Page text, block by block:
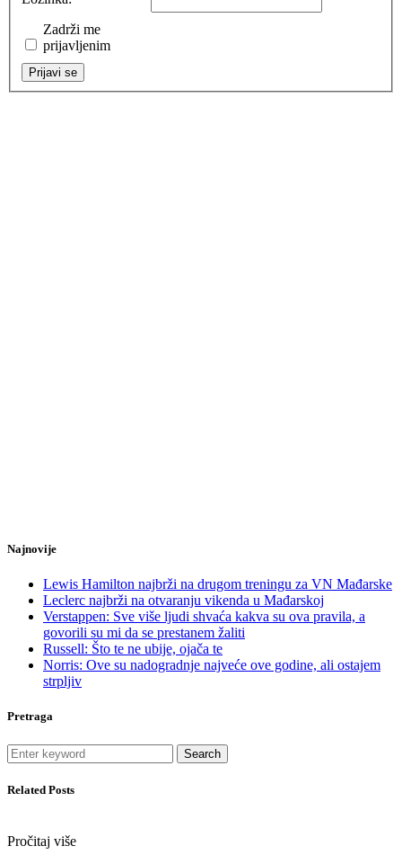
Zadrži me
prijavljenim
Prijavi se
Najnovije
Lewis Hamilton najbrži na drugom treningu za VN Mađarske
Leclerc najbrži na otvaranju vikenda u Mađarskoj
Verstappen: Sve više ljudi shvaća kakva su ova pravila, a
govorili su mi da se prestanem žaliti
Russell: Što te ne ubije, ojača te
Norris: Ove su nadogradnje najveće ove godine, ali ostajem
strpljiv
Pretraga
Search
Related Posts
Pročitaj više